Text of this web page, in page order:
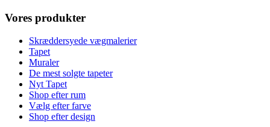
Vores produkter
Skræddersyede vægmalerier
Tapet
Muraler
De mest solgte tapeter
Nyt Tapet
Shop efter rum
Vælg efter farve
Shop efter design